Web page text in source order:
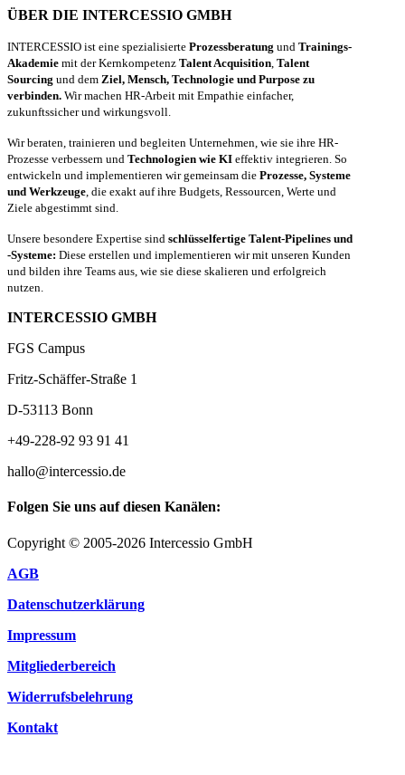
ÜBER DIE INTERCESSIO GMBH
INTERCESSIO ist eine spezialisierte Prozessberatung und Trainings-
Akademie mit der Kernkompetenz Talent Acquisition, Talent
Sourcing und dem Ziel, Mensch, Technologie und Purpose zu
verbinden. Wir machen HR-Arbeit mit Empathie einfacher,
zukunftssicher und wirkungsvoll.
Wir beraten, trainieren und begleiten Unternehmen, wie sie ihre HR-
Prozesse verbessern und Technologien wie KI effektiv integrieren. So
entwickeln und implementieren wir gemeinsam die Prozesse, Systeme
und Werkzeuge, die exakt auf ihre Budgets, Ressourcen, Werte und
Ziele abgestimmt sind.
Unsere besondere Expertise sind schlüsselfertige Talent-Pipelines und
-Systeme: Diese erstellen und implementieren wir mit unseren Kunden
und bilden ihre Teams aus, wie sie diese skalieren und erfolgreich
nutzen.
INTERCESSIO GMBH
FGS Campus
Fritz-Schäffer-Straße 1
D-53113 Bonn
+49-228-92 93 91 41
hallo@intercessio.de
Folgen Sie uns auf diesen Kanälen:
Copyright © 2005-2026 Intercessio GmbH
AGB
Datenschutzerklärung
Impressum
Mitgliederbereich
Widerrufsbelehrung
Kontakt